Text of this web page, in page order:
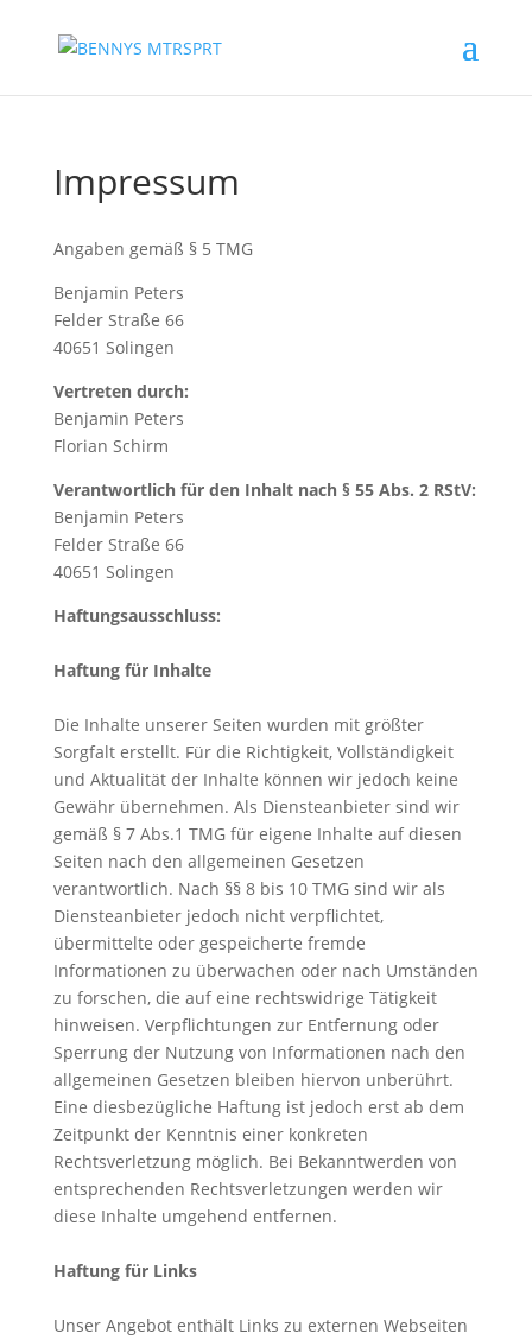
Impressum
Angaben gemäß § 5 TMG
Benjamin Peters
Felder Straße 66
40651 Solingen
Vertreten durch:
Benjamin Peters
Florian Schirm
Verantwortlich für den Inhalt nach § 55 Abs. 2 RStV:
Benjamin Peters
Felder Straße 66
40651 Solingen
Haftungsausschluss:
Haftung für Inhalte
Die Inhalte unserer Seiten wurden mit größter
Sorgfalt erstellt. Für die Richtigkeit, Vollständigkeit
und Aktualität der Inhalte können wir jedoch keine
Gewähr übernehmen. Als Diensteanbieter sind wir
gemäß § 7 Abs.1 TMG für eigene Inhalte auf diesen
Seiten nach den allgemeinen Gesetzen
verantwortlich. Nach §§ 8 bis 10 TMG sind wir als
Diensteanbieter jedoch nicht verpflichtet,
übermittelte oder gespeicherte fremde
Informationen zu überwachen oder nach Umständen
zu forschen, die auf eine rechtswidrige Tätigkeit
hinweisen. Verpflichtungen zur Entfernung oder
Sperrung der Nutzung von Informationen nach den
allgemeinen Gesetzen bleiben hiervon unberührt.
Eine diesbezügliche Haftung ist jedoch erst ab dem
Zeitpunkt der Kenntnis einer konkreten
Rechtsverletzung möglich. Bei Bekanntwerden von
entsprechenden Rechtsverletzungen werden wir
diese Inhalte umgehend entfernen.
Haftung für Links
Unser Angebot enthält Links zu externen Webseiten